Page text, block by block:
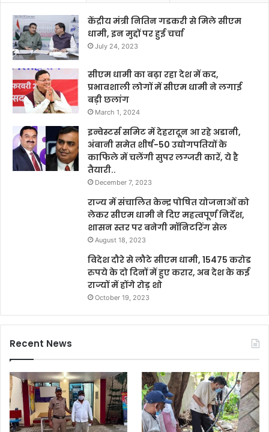
केंद्रीय मंत्री नितिन गडकरी से मिले सीएम
धामी, इन मुद्दों पर हुई चर्चा
July 24, 2023
सीएम धामी का बढ़ा रहा देश में कद,
प्रभावशाली लोगों में सीएम धामी ने लगाई
बड़ी छलांग
March 1, 2024
इन्वेस्टर्स समिट में देहरादून आ रहे अडानी,
अंबानी समेत शीर्ष-50 उद्योगपतियों के
काफिले में चलेंगी सुपर लग्जरी कारें, ये है
तैयारी..
December 7, 2023
राज्य में संचालित केन्द्र पोषित योजनाओं को
लेकर सीएम धामी ने दिए महत्वपूर्ण निर्देश,
शासन स्तर पर बनेगी मॉनिटरिंग सेल
August 18, 2023
विदेश दौरे से लौटे सीएम धामी, 15475 करोड
रुपये के दो दिनों में हुए करार, अब देश के कई
राज्यों में होंगे रोड़ शो
October 19, 2023
Recent News